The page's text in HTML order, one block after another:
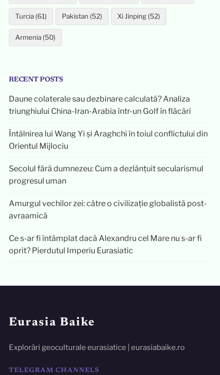
Turcia (61) Pakistan (52) Xi Jinping (52)
Armenia (50)
RECENT POSTS
Daune colaterale sau dezbinare calculată? Analiza
triunghiului China-Iran-Arabia într-un Golf în flăcări
Întâlnirea lui Wang Yi și Araghchi în toiul conflictului din
Orientul Mijlociu
Secolul fără dumnezeu: Cum a dezlănțuit secularismul
progresul uman
Amurgul vechilor zei: către o civilizație globalistă post-
avraamică
Ce s-ar fi întâmplat dacă Alexandru cel Mare nu s-ar fi
oprit? Pierdutul Imperiu Eurasiatic
Eurasia Baike
Explorări geoculturale eurasiatice | eurasiabaike.ro
TELEGRAM CHANNELS